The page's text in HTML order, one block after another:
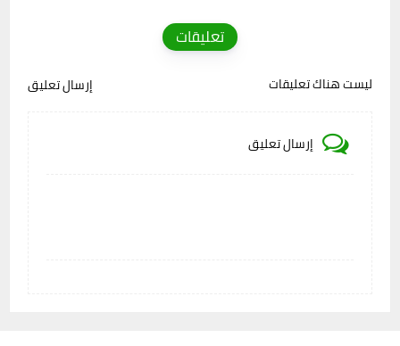
تعليقات
ليست هناك تعليقات إرسال تعليق
إرسال تعليق